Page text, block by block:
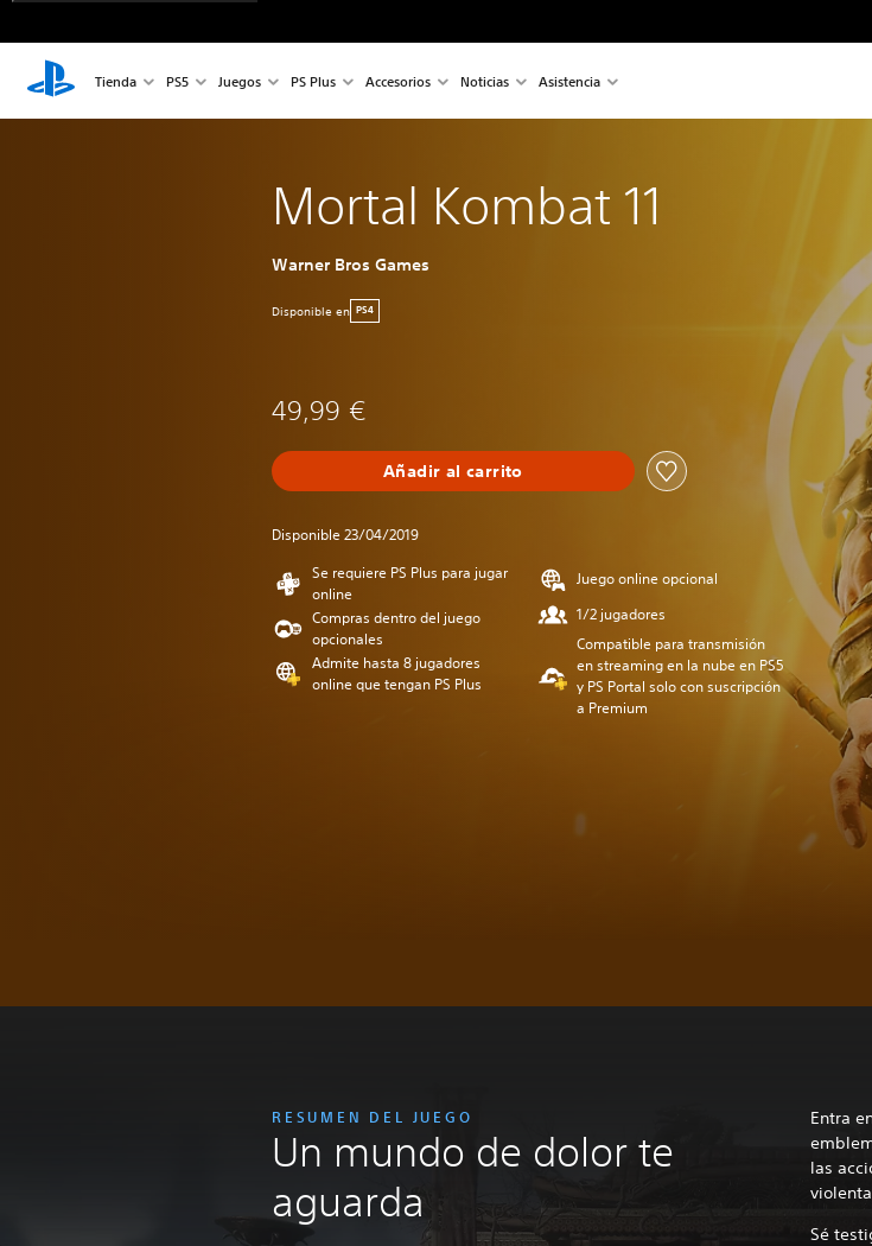
Tienda PS5 Juegos PS Plus Accesorios Noticias Asistencia
Mortal Kombat 11
Warner Bros Games
Disponible en PS4
49,99 €
Añadir al carrito
Disponible 23/04/2019
Se requiere PS Plus para jugar
online
Compras dentro del juego
opcionales
Admite hasta 8 jugadores
online que tengan PS Plus
Juego online opcional
1/2 jugadores
Compatible para transmisión
en streaming en la nube en PS5
y PS Portal solo con suscripción
a Premium
RESUMEN DEL JUEGO
Un mundo de dolor te
aguarda
Entra
las
Sé